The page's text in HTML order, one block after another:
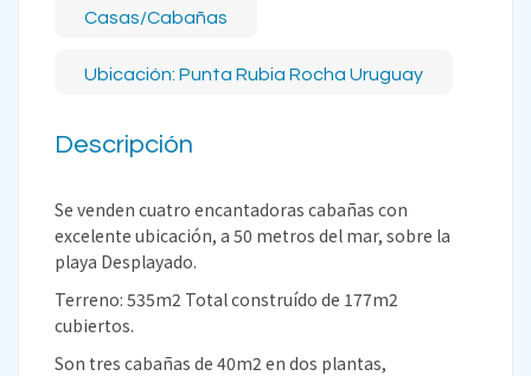
Casas/Cabañas
Ubicación: Punta Rubia Rocha Uruguay
Descripción
Se venden cuatro encantadoras cabañas con
excelente ubicación, a 50 metros del mar, sobre la
playa Desplayado.
Terreno: 535m2 Total construído de 177m2
cubiertos.
Son tres cabañas de 40m2 en dos plantas,